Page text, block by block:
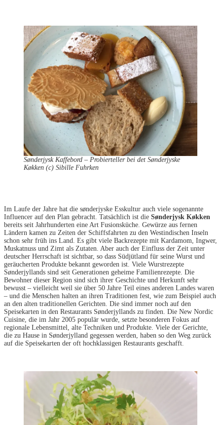
Sønderjysk Kaffebord – Probierteller bei det Sønderjyske
Køkken (c) Sibille Fuhrken
Im Laufe der Jahre hat die sønderjyske Esskultur auch viele sogenannte
Influencer auf den Plan gebracht. Tatsächlich ist die Sønderjysk Køkken
bereits seit Jahrhunderten eine Art Fusionsküche. Gewürze aus fernen
Ländern kamen zu Zeiten der Schiffsfahrten zu den Westindischen Inseln
schon sehr früh ins Land. Es gibt viele Backrezepte mit Kardamom, Ingwer,
Muskatnuss und Zimt als Zutaten. Aber auch der Einfluss der Zeit unter
deutscher Herrschaft ist sichtbar, so dass Südjütland für seine Wurst und
geräucherten Produkte bekannt geworden ist. Viele Wurstrezepte
Sønderjyllands sind seit Generationen geheime Familienrezepte. Die
Bewohner dieser Region sind sich ihrer Geschichte und Herkunft sehr
bewusst – vielleicht weil sie über 50 Jahre Teil eines anderen Landes waren
– und die Menschen halten an ihren Traditionen fest, wie zum Beispiel auch
an den alten traditionellen Gerichten. Die sind immer noch auf den
Speisekarten in den Restaurants Sønderjyllands zu finden. Die New Nordic
Cuisine, die im Jahr 2005 populär wurde, setzte besonderen Fokus auf
regionale Lebensmittel, alte Techniken und Produkte. Viele der Gerichte,
die zu Hause in Sønderjylland gegessen werden, haben so den Weg zurück
auf die Speisekarten der oft hochklassigen Restaurants geschafft.